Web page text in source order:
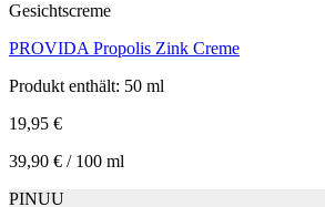
Gesichtscreme
PROVIDA Propolis Zink Creme
Produkt enthält: 50 ml
19,95 €
39,90 € / 100 ml
PINUU